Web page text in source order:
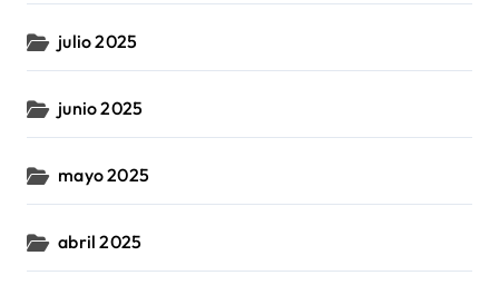
julio 2025
junio 2025
mayo 2025
abril 2025